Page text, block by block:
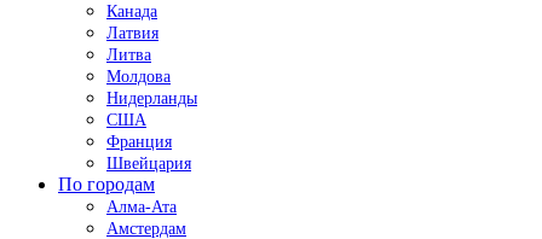
Канада
Латвия
Литва
Молдова
Нидерланды
США
Франция
Швейцария
По городам
Алма-Ата
Амстердам